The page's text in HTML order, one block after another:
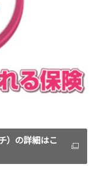
）の詳細はこ